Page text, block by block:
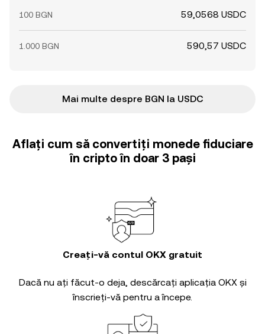
100 BGN 59,0568 USDC
1.000 BGN 590,57 USDC
Mai multe despre BGN la USDC
Aflați cum să convertiți monede fiduciare
în cripto în doar 3 pași
Creați-vă contul OKX gratuit
Dacă nu ați făcut-o deja, descărcați aplicația OKX și
înscrieți-vă pentru a începe.